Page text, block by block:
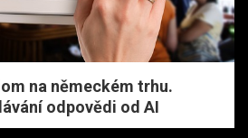
na německém trhu.
odpovědi od AI